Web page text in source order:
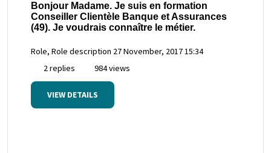
Bonjour Madame. Je suis en formation
Conseiller Clientèle Banque et Assurances
(49). Je voudrais connaître le métier.
Role, Role description 27 November, 2017 15:34
2 replies
984 views
VIEW DETAILS